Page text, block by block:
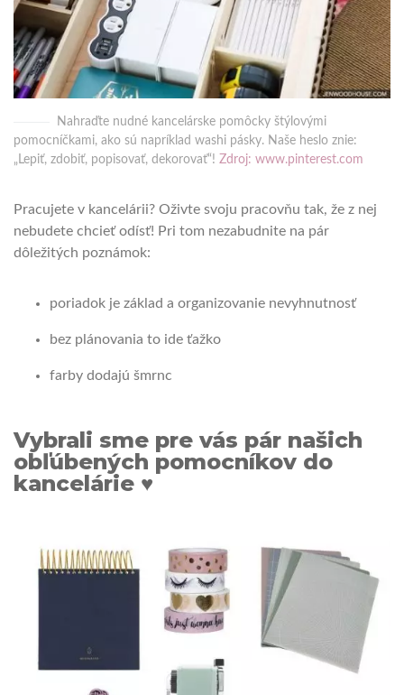
Nahraďte nudné kancelárske pomôcky štýlovými
pomocníčkami, ako sú napríklad washi pásky. Naše heslo znie:
„Lepiť, zdobiť, popisovať, dekorovať“! Zdroj: www.pinterest.com
Pracujete v kancelárii? Oživte svoju pracovňu tak, že z nej
nebudete chcieť odísť! Pri tom nezabudnite na pár
dôležitých poznámok:
poriadok je základ a organizovanie nevyhnutnosť
bez plánovania to ide ťažko
farby dodajú šmrnc
Vybrali sme pre vás pár našich
obľúbených pomocníkov do
kancelárie ♥